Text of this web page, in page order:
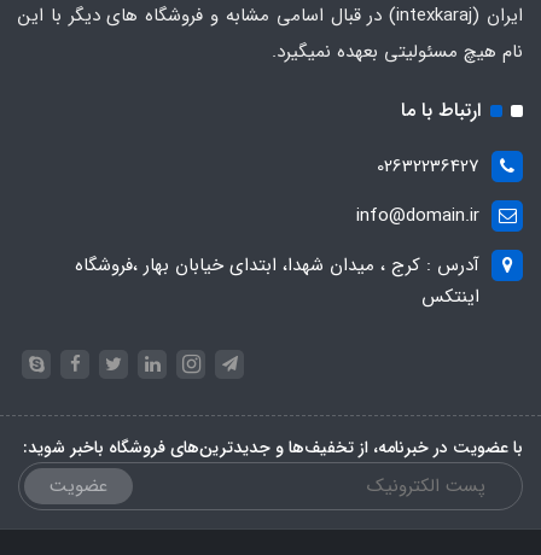
ایران
(intexkaraj) در قبال اسامی مشابه و فروشگاه های دیگر با این
نام هیچ مسئولیتی بعهده نمیگیرد.
ارتباط با ما
02632236427
info@domain.ir
آدرس : کرج ، میدان شهدا، ابتدای خیابان بهار ،فروشگاه
اینتکس
با عضویت در خبرنامه، از تخفیف‌ها و جدیدترین‌های فروشگاه باخبر شوید:
عضویت